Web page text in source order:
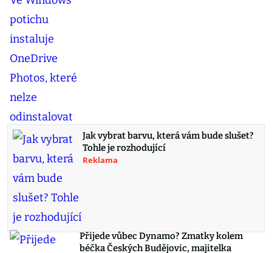
Jak vybrat barvu, která vám bude slušet?
Tohle je rozhodující
Reklama
Přijede vůbec Dynamo? Zmatky kolem
béčka Českých Budějovic, majitelka